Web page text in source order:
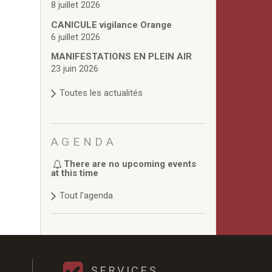
8 juillet 2026
CANICULE vigilance Orange
6 juillet 2026
MANIFESTATIONS EN PLEIN AIR
23 juin 2026
Toutes les actualités
AGENDA
There are no upcoming events
at this time
Tout l'agenda